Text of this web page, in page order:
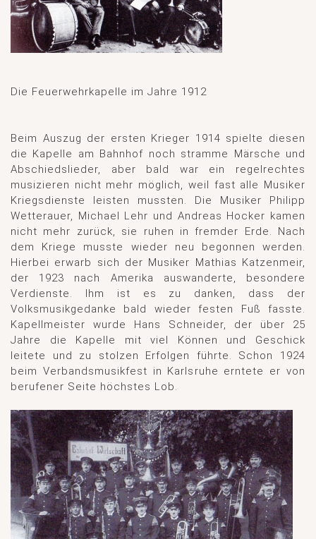
Die Feuerwehrkapelle im Jahre 1912
Beim Auszug der ersten Krieger 1914 spielte diesen
die Kapelle am Bahnhof noch stramme Märsche und
Abschiedslieder, aber bald war ein regelrechtes
musizieren nicht mehr möglich, weil fast alle Musiker
Kriegsdienste leisten mussten. Die Musiker Philipp
Wetterauer, Michael Lehr und Andreas Hocker kamen
nicht mehr zurück, sie ruhen in fremder Erde. Nach
dem Kriege musste wieder neu begonnen werden.
Hierbei erwarb sich der Musiker Mathias Katzenmeir,
der 1923 nach Amerika auswanderte, besondere
Verdienste. Ihm ist es zu danken, dass der
Volksmusikgedanke bald wieder festen Fuß fasste.
Kapellmeister wurde Hans Schneider, der über 25
Jahre die Kapelle mit viel Können und Geschick
leitete und zu stolzen Erfolgen führte. Schon 1924
beim Verbandsmusikfest in Karlsruhe erntete er von
berufener Seite höchstes Lob.